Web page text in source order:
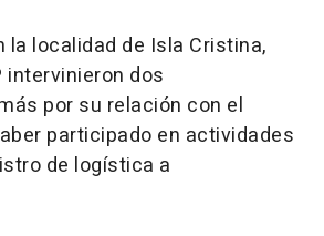
la localidad de Isla Cristina,
intervinieron dos
por su relación con el
participado en actividades
de logística a